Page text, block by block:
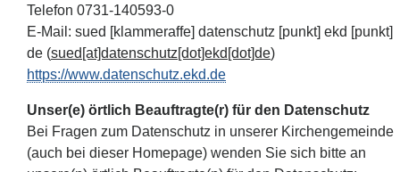
Telefon 0731-140593-0
E-Mail: sued [klammeraffe] datenschutz [punkt] ekd [punkt]
de (sued[at]datenschutz[dot]ekd[dot]de)
https://www.datenschutz.ekd.de
Unser(e) örtlich Beauftragte(r) für den Datenschutz
Bei Fragen zum Datenschutz in unserer Kirchengemeinde
(auch bei dieser Homepage) wenden Sie sich bitte an